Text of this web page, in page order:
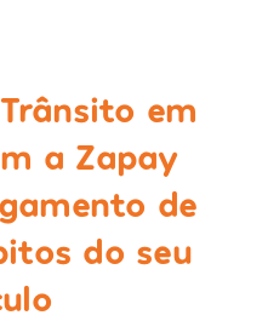
em
a Zapay
de
do seu